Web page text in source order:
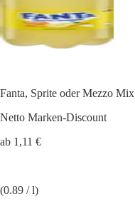
Fanta, Sprite oder Mezzo Mix
Netto Marken-Discount
ab 1,11 €
(0.89 / l)